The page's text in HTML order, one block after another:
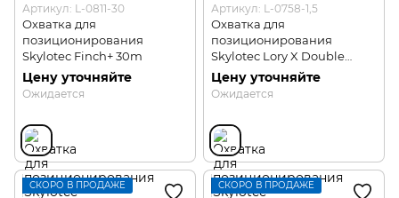
Артикул: L-0811-30
Охватка для
позиционирования
Skylotec Finch+ 30m
Цену уточняйте
Ожидается
Артикул: L-0758-1,5
Охватка для
позиционирования
Skylotec Lory X Double
Tri/Resistor 1.5m
Цену уточняйте
Ожидается
СКОРО В ПРОДАЖЕ СКОРО В ПРОДАЖЕ